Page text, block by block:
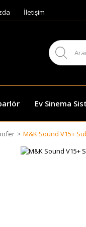
İletişim
Ev Sinema
M&K Sound V15+